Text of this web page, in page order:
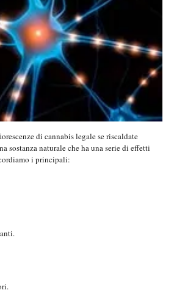
di cannabis legale se riscaldate
sostanza naturale che ha una serie di effetti
i principali: